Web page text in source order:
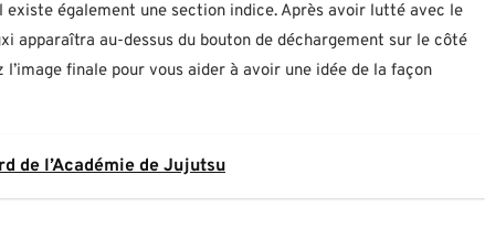
existe également une section indice. Après avoir lutté avec le
apparaîtra au-dessus du bouton de déchargement sur le côté
finale pour vous aider à avoir une idée de la façon
de l’Académie de Jujutsu